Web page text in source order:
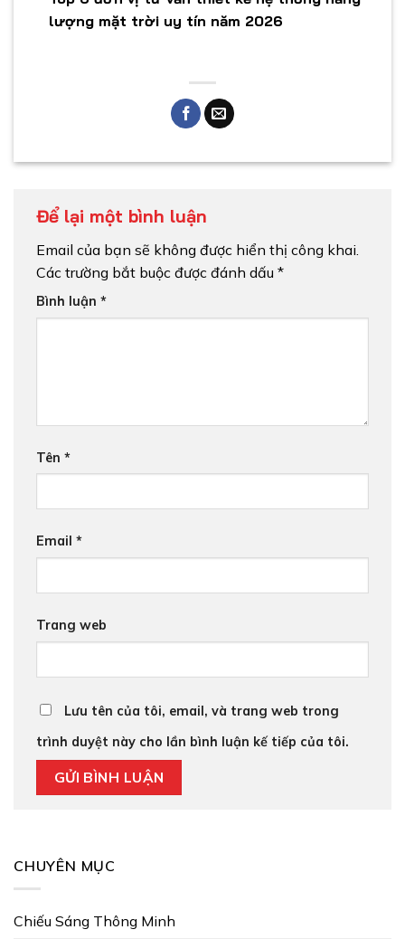
lượng mặt trời uy tín năm 2026
Để lại một bình luận
Email của bạn sẽ không được hiển thị công khai.
Các trường bắt buộc được đánh dấu *
Bình luận *
Tên *
Email *
Trang web
Lưu tên của tôi, email, và trang web trong
trình duyệt này cho lần bình luận kế tiếp của tôi.
CHUYÊN MỤC
Chiếu Sáng Thông Minh